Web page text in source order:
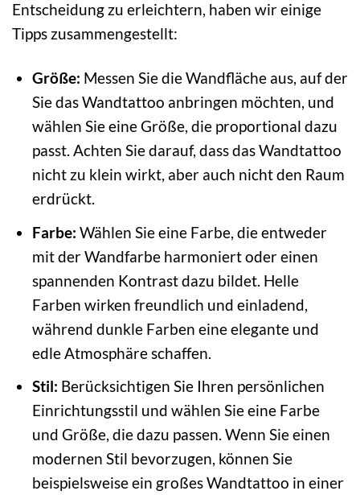
Entscheidung zu erleichtern, haben wir einige
Tipps zusammengestellt:
Größe: Messen Sie die Wandfläche aus, auf der
Sie das Wandtattoo anbringen möchten, und
wählen Sie eine Größe, die proportional dazu
passt. Achten Sie darauf, dass das Wandtattoo
nicht zu klein wirkt, aber auch nicht den Raum
erdrückt.
Farbe: Wählen Sie eine Farbe, die entweder
mit der Wandfarbe harmoniert oder einen
spannenden Kontrast dazu bildet. Helle
Farben wirken freundlich und einladend,
während dunkle Farben eine elegante und
edle Atmosphäre schaffen.
Stil: Berücksichtigen Sie Ihren persönlichen
Einrichtungsstil und wählen Sie eine Farbe
und Größe, die dazu passen. Wenn Sie einen
modernen Stil bevorzugen, können Sie
beispielsweise ein großes Wandtattoo in einer